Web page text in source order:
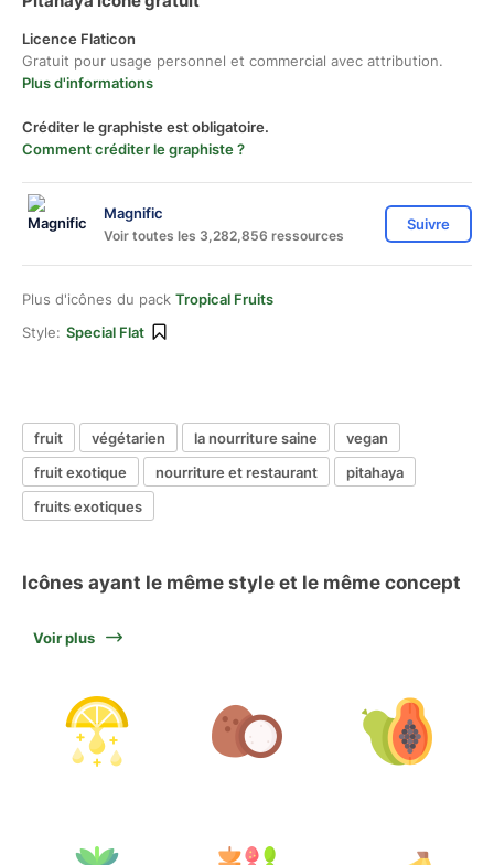
Licence Flaticon
Gratuit pour usage personnel et commercial avec attribution.
Plus d'informations
Créditer le graphiste est obligatoire.
Comment créditer le graphiste ?
Magnific
Voir toutes les 3,282,856 ressources
Suivre
Plus d'icônes du pack Tropical Fruits
Style: Special Flat
fruit végétarien la nourriture saine
vegan
fruit exotique
nourriture et restaurant
pitahaya
fruits exotiques
Icônes ayant le même style et le même concept
Voir plus